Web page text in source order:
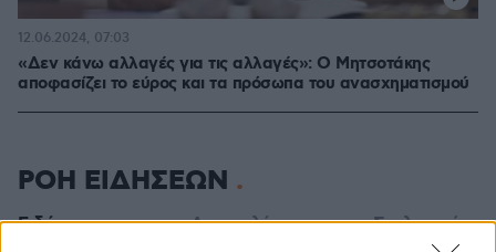
«Δεν κάνω αλλαγές για τις αλλαγές»: Ο Μητσοτάκης
αποφασίζει το εύρος και τα πρόσωπα του ανασχηματισμού
12.06.2024, 07:03
ΡΟΗ ΕΙΔΗΣΕΩΝ
Ειδήσεις Δημοφιλή Σχολιασμένα